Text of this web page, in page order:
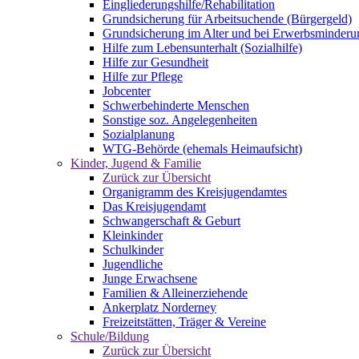
Eingliederungshilfe/Rehabilitation
Grundsicherung für Arbeitsuchende (Bürgergeld)
Grundsicherung im Alter und bei
Hilfe zum Lebensunterhalt (Sozialhilfe)
Hilfe zur Gesundheit
Hilfe zur Pflege
Jobcenter
Schwerbehinderte Menschen
Sonstige soz. Angelegenheiten
Sozialplanung
WTG-Behörde (ehemals Heimaufsicht)
Kinder, Jugend & Familie
Zurück zur Übersicht
Organigramm des Kreisjugendamtes
Das Kreisjugendamt
Schwangerschaft & Geburt
Kleinkinder
Schulkinder
Jugendliche
Junge Erwachsene
Familien & Alleinerziehende
Ankerplatz Norderney
Freizeitstätten, Träger & Vereine
Schule/Bildung
Zurück zur Übersicht